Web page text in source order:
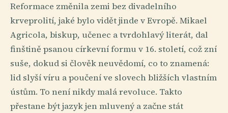
Reformace změnila zemi bez divadelního
krveprolití, jaké bylo vidět jinde v Evropě. Mikael
Agricola, biskup, učenec a tvrdohlavý literát, dal
finštině psanou církevní formu v 16. století, což zní
suše, dokud si člověk neuvědomí, co to znamená:
lid slyší víru a poučení ve slovech bližších vlastním
ústům. To není nikdy malá revoluce. Takto
přestane být jazyk jen mluvený a začne stát